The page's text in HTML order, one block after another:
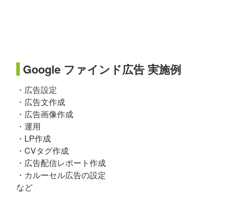
Google ファインド広告 実施例
・広告設定
・広告文作成
・広告画像作成
・運用
・LP作成
・CVタグ作成
・広告配信レポート作成
・カルーセル広告の設定
など